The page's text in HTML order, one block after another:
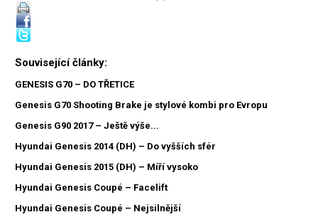
Související články:
GENESIS G70 – DO TŘETICE
Genesis G70 Shooting Brake je stylové kombi pro Evropu
Genesis G90 2017 – Ještě výše...
Hyundai Genesis 2014 (DH) – Do vyšších sfér
Hyundai Genesis 2015 (DH) – Míří vysoko
Hyundai Genesis Coupé – Facelift
Hyundai Genesis Coupé – Nejsilnější